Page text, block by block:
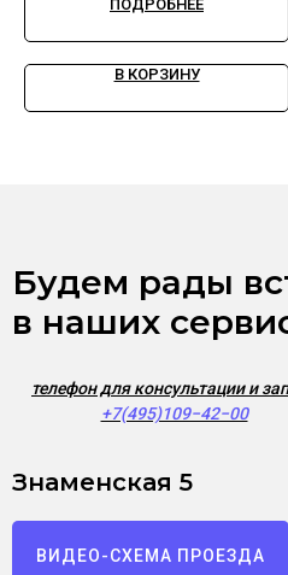
ПОДРОБНЕЕ
В КОРЗИНУ
Будем рады
в наших
телефон для консультации и
+7(495)109−42−00
Знаменская 5
ВИДЕО-СХЕМА ПРОЕЗДА